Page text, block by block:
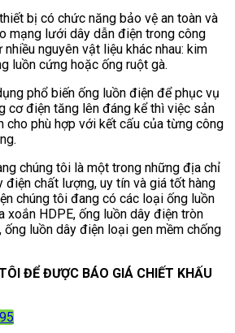
bị có chức năng bảo vệ an toàn và
mạng lưới dây dẫn điện trong công
nguyên vật liệu khác nhau: kim
luồn cứng hoặc ống ruột gà.
phổ biến ống luồn điện để phục vụ
cơ điện tăng lên đáng kể thì việc sản
cho phù hợp với kết cấu của từng công
chúng tôi là một trong những địa chỉ
điện chất lượng, uy tín và giá tốt hàng
chúng tôi đang có các loại ống luồn
xoắn HDPE, ống luồn dây điện tròn
ống luồn dây điện loại gen mềm chống
ĐỂ ĐƯỢC BÁO GIÁ CHIẾT KHẤU